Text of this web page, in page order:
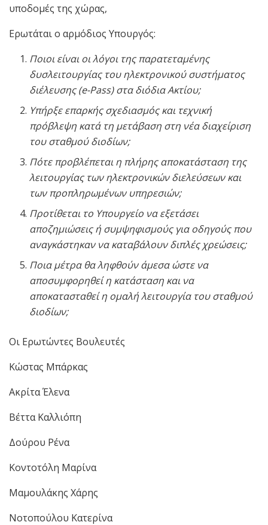
υποδομές της χώρας,
Ερωτάται ο αρμόδιος Υπουργός:
Ποιοι είναι οι λόγοι της παρατεταμένης
δυσλειτουργίας του ηλεκτρονικού συστήματος
διέλευσης (e-Pass) στα διόδια Ακτίου;
Υπήρξε επαρκής σχεδιασμός και τεχνική
πρόβλεψη κατά τη μετάβαση στη νέα διαχείριση
του σταθμού διοδίων;
Πότε προβλέπεται η πλήρης αποκατάσταση της
λειτουργίας των ηλεκτρονικών διελεύσεων και
των προπληρωμένων υπηρεσιών;
Προτίθεται το Υπουργείο να εξετάσει
αποζημιώσεις ή συμψηφισμούς για οδηγούς που
αναγκάστηκαν να καταβάλουν διπλές χρεώσεις;
Ποια μέτρα θα ληφθούν άμεσα ώστε να
αποσυμφορηθεί η κατάσταση και να
αποκατασταθεί η ομαλή λειτουργία του σταθμού
διοδίων;
Οι Ερωτώντες Βουλευτές
Κώστας Μπάρκας
Ακρίτα Έλενα
Βέττα Καλλιόπη
Δούρου Ρένα
Κοντοτόλη Μαρίνα
Μαμουλάκης Χάρης
Νοτοπούλου Κατερίνα